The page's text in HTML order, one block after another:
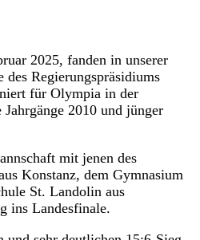
2025, fanden in unserer
Regierungspräsidiums
für Olympia in der
2010 und jünger
mit jenen des
Konstanz, dem Gymnasium
St. Landolin aus
ins Landesfinale.